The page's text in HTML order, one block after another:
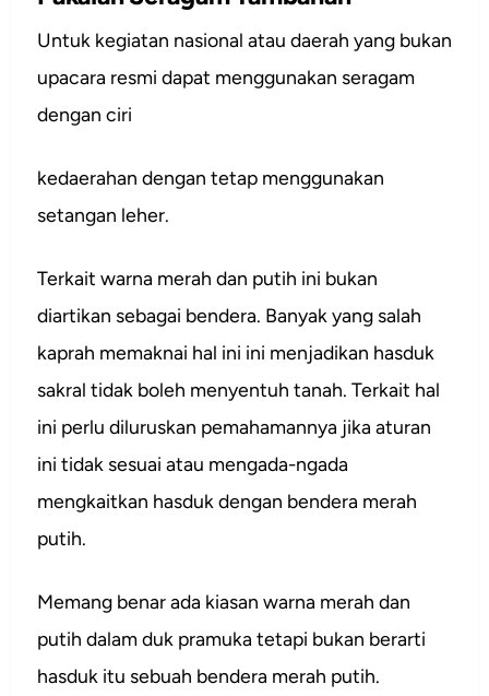
Untuk kegiatan nasional atau daerah yang bukan
upacara resmi dapat menggunakan seragam
dengan ciri
kedaerahan dengan tetap menggunakan
setangan leher.
Terkait warna merah dan putih ini bukan
diartikan sebagai bendera. Banyak yang salah
kaprah memaknai hal ini ini menjadikan hasduk
sakral tidak boleh menyentuh tanah. Terkait hal
ini perlu diluruskan pemahamannya jika aturan
ini tidak sesuai atau mengada-ngada
mengkaitkan hasduk dengan bendera merah
putih.
Memang benar ada kiasan warna merah dan
putih dalam duk pramuka tetapi bukan berarti
hasduk itu sebuah bendera merah putih.